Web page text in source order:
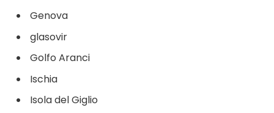
Genova
glasovir
Golfo Aranci
Ischia
Isola del Giglio